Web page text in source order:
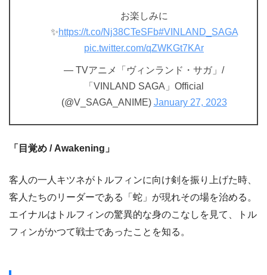
お楽しみに
✨https://t.co/Nj38CTeSFb#VINLAND_SAGA
pic.twitter.com/qZWKGt7KAr
— TVアニメ「ヴィンランド・サガ」/
「VINLAND SAGA」Official
(@V_SAGA_ANIME) January 27, 2023
「目覚め / Awakening」
客人の一人キツネがトルフィンに向け剣を振り上げた時、
客人たちのリーダーである「蛇」が現れその場を治める。
エイナルはトルフィンの驚異的な身のこなしを見て、トル
フィンがかつて戦士であったことを知る。